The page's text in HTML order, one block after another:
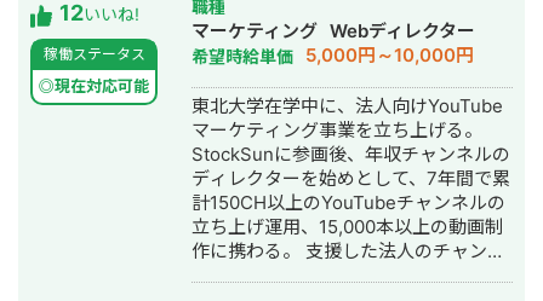
中小企業の販促・採用・ブランディン
グに必要なデザインを制作します。 →
相談だけ・制作だけ、どちらのご依頼
も歓迎します。 私について 元大手企業
の正社員として、複数の事業部でプロ
ジェクト推進・課題解決を経験。その
後、身体障害を持ちながら独立し、小
さなデザイン事務所の一人社長として
活動しています。 移動に制約があるた
め、すべてのやり取りをオンラインで
完結できる体制を整えてきました。
Zoom・Google Meet・チャットツー
12いいね!
稼働ステータス
◎現在対応可能
職種
マーケティング Webディレクター
希望時給単価 5,000円～10,000円
東北大学在学中に、法人向けYouTube
マーケティング事業を立ち上げる。
StockSunに参画後、年収チャンネルの
ディレクターを始めとして、7年間で累
計150CH以上のYouTubeチャンネルの
立ち上げ運用、15,000本以上の動画制
作に携わる。 支援した法人のチャンネ